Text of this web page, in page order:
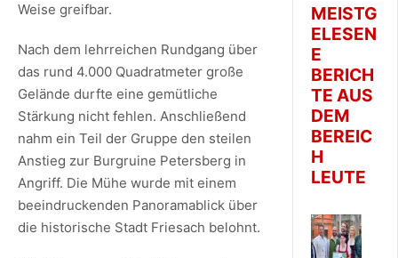
Weise greifbar.
Nach dem lehrreichen Rundgang über
das rund 4.000 Quadratmeter große
Gelände durfte eine gemütliche
Stärkung nicht fehlen. Anschließend
nahm ein Teil der Gruppe den steilen
Anstieg zur Burgruine Petersberg in
Angriff. Die Mühe wurde mit einem
beeindruckenden Panoramablick über
die historische Stadt Friesach belohnt.
MEISTG
ELESEN
E
BERICH
TE AUS
DEM
BEREIC
H
LEUTE